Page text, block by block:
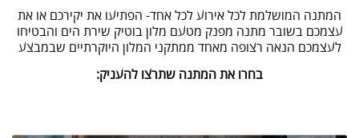
המתנה המושלמת לכל אירוע לכל אחד- הפתיעו את יקירכם או את
עצמכם בשובר מתנה מפנק מטעם מלון בוטיק שירת הים והבטיחו
לעצמכם הנאה רצופה מאחד ממתקני המלון היוקרתיים שבמבצע
בחרו את המתנה שתרצו להעניק: